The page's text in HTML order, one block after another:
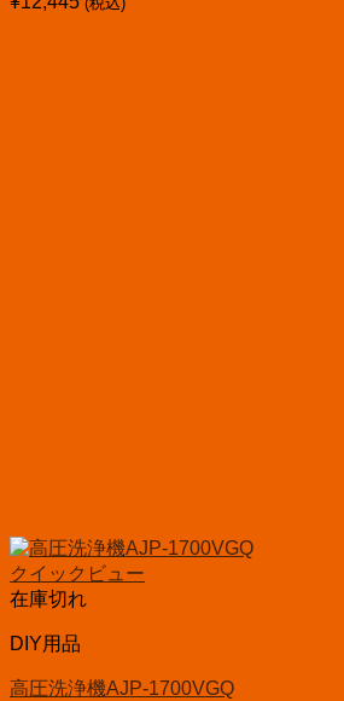
クイックビュー
在庫切れ
DIY用品
高圧洗浄機AJP-1700VGQ